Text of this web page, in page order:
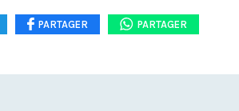
PARTAGER PARTAGER